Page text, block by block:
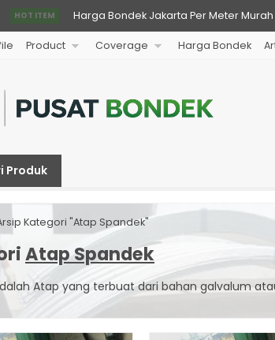
HOT ITEM Harga Bondek Jakarta Per Meter Murah
Harga Bondek Purwakarta Terbaru Per
Harga Bondek Bekasi Per Lembar &
Harga Bondek Subang Per Meter M2
Harga Bondek Depok Murah Per Meter
Product Coverage Harga Bondek
Produk
Kategori "Atap Spandek"
Atap Spandek
Atap yang terbuat dari bahan galvalum